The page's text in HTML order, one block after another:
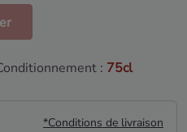
: 75cl
*Conditions de livraison